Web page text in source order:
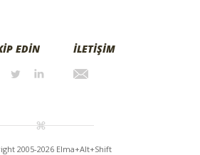
EDİN İLETİŞİM
2005-2026 Elma+Alt+Shift